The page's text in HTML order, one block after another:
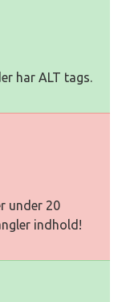
har ALT tags.
under 20
indhold!